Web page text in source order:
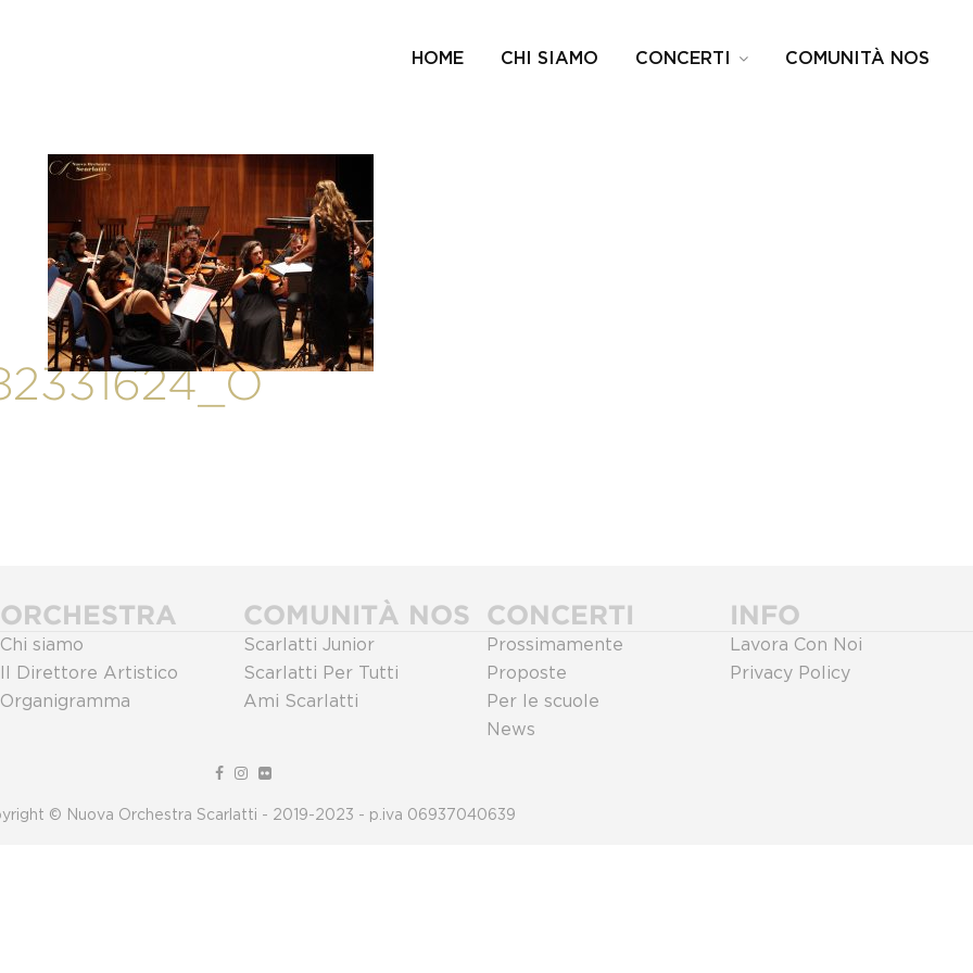
HOME CHI SIAMO CONCERTI COMUNITÀ NOS
ORCHESTRA
Chi siamo
Il Direttore Artistico
Organigramma
COMUNITÀ NOS
Scarlatti Junior
Scarlatti Per Tutti
Ami Scarlatti
CONCERTI
Prossimamente
Proposte
Per le scuole
News
INFO
Lavora Con Noi
Privacy Policy
© Nuova Orchestra Scarlatti - 2019-2023 - p.iva 06937040639